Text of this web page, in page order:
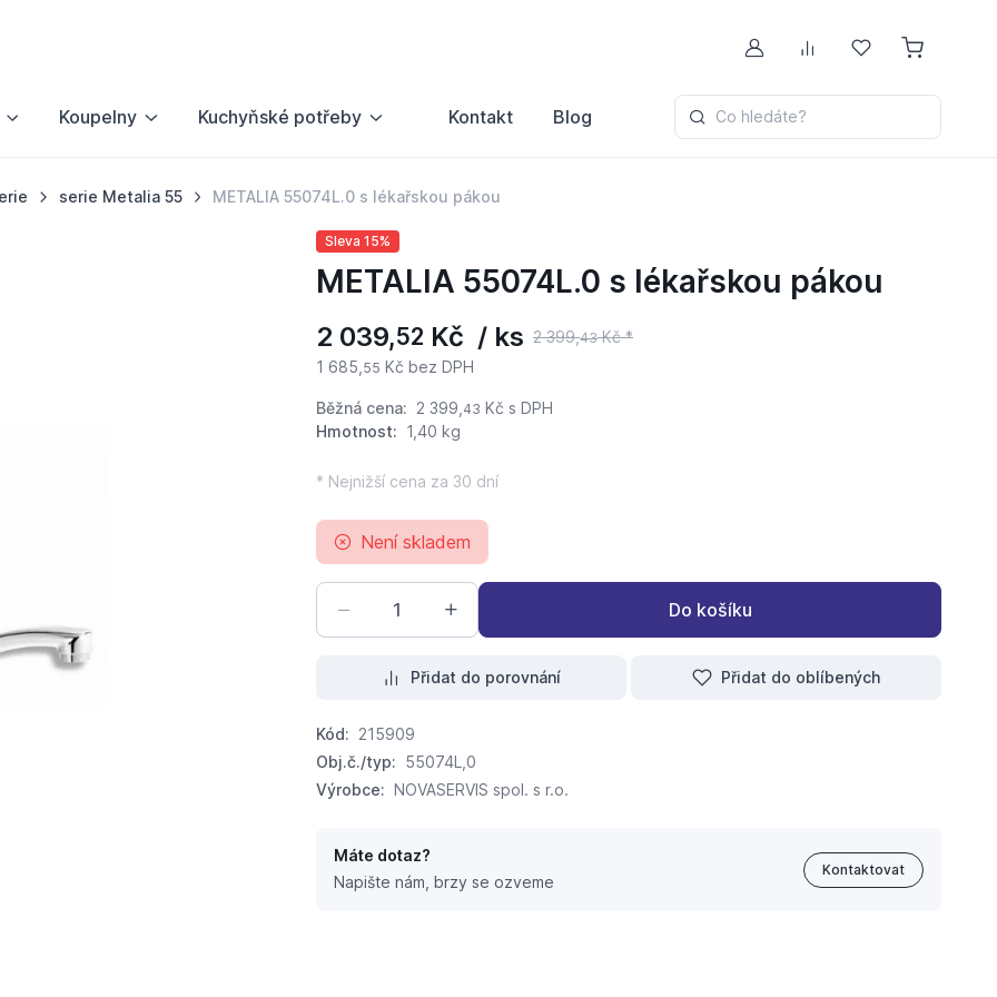
Můj účetPorovnávání
Oblíbené
Koupelny Kuchyňské potřeby Kontakt Blog Co hledáte?
serie Metalia 55 METALIA 55074L.0 s lékařskou pákou
Sleva 15%
METALIA 55074L.0 s lékařskou pákou
2 039,52 Kč / ks 2 399,43Kč *
1 685, 55 Kč bez DPH
Běžná cena: 2 399, 43 Kč s DPH
Hmotnost: 1,40 kg
* Nejnižší cena za 30 dní
Není skladem
Do košíku
Přidat do porovnání Přidat do oblíbených
Kód: 215909
Obj.č./typ: 55074L,0
Výrobce: NOVASERVIS spol. s r.o.
Máte dotaz?
Napište nám, brzy se ozveme
Kontaktovat